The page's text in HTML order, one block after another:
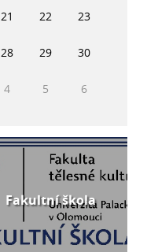
21 22 23
28 29 30
4 5 6
Fakultní škola